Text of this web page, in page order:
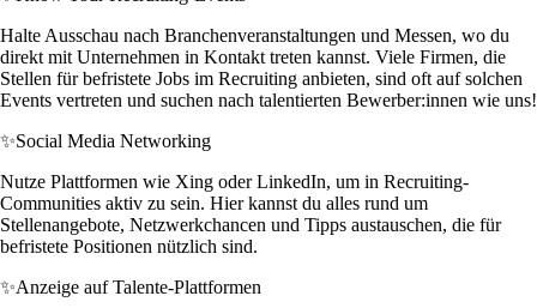
Halte Ausschau nach Branchenveranstaltungen und Messen, wo du
direkt mit Unternehmen in Kontakt treten kannst. Viele Firmen, die
Stellen für befristete Jobs im Recruiting anbieten, sind oft auf solchen
Events vertreten und suchen nach talentierten Bewerber:innen wie uns!
✨Social Media Networking
Nutze Plattformen wie Xing oder LinkedIn, um in Recruiting-
Communities aktiv zu sein. Hier kannst du alles rund um
Stellenangebote, Netzwerkchancen und Tipps austauschen, die für
befristete Positionen nützlich sind.
✨Anzeige auf Talente-Plattformen